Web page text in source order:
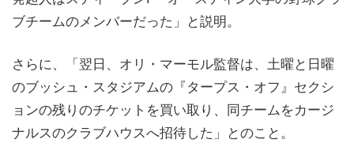
ブチームのメンバーだった」と説明。
さらに、「翌日、オリ・マーモル監督は、土曜と日曜
のブッシュ・スタジアムの『タープス・オフ』セクシ
ョンの残りのチケットを買い取り、同チームをカージ
ナルスのクラブハウスへ招待した」とのこと。